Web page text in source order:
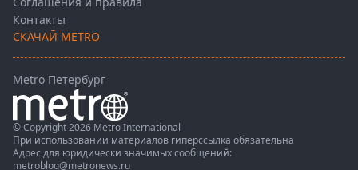
Контакты
СКАЧАЙ METRO
Metro Петербург
© Copyright 2026 Metro International
При использовании материалов гиперссылка обязательна
Адрес для юридически значимых сообщений:
metroblog@metronews.ru